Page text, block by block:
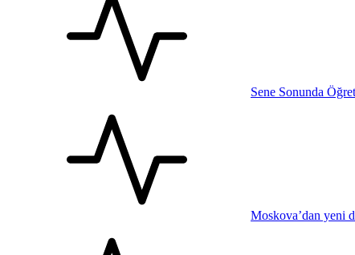
Sene Sonunda
Moskova’dan yeni